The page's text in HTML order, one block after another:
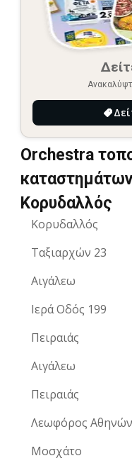
Orchestra
Κορυδαλλός
Κορυδαλλός
Ταξιαρχών 23
Αιγάλεω
Ιερά Οδός 199
Πειραιάς
Αιγάλεω
Πειραιάς
Λεωφόρος
Μοσχάτο